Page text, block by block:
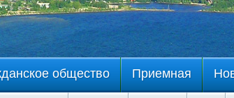
общество Приемная